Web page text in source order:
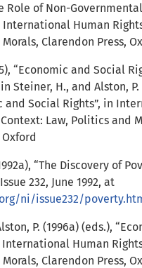
Role of Non-Governmental
Human
Clarendon Press,
“Economic and Social
Steiner, H., and Alston, P.
and Social Rights”, in
Law, Politics and
“The Discovery of
232, June 1992, at
ni/issue232/
P. (1996a) (eds.),
International Human
Clarendon Press,